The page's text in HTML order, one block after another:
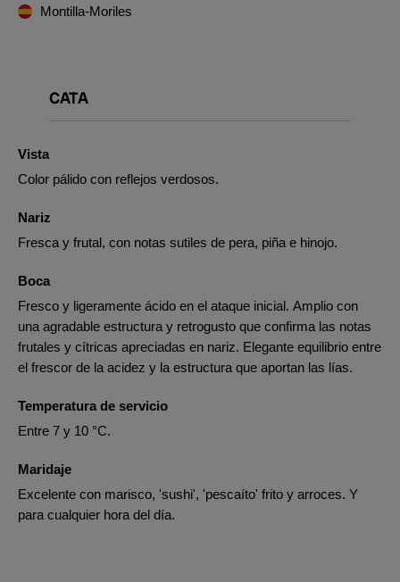
Montilla-Moriles
CATA
Vista
Color pálido con reflejos verdosos.
Nariz
Fresca y frutal, con notas sutiles de pera, piña e hinojo.
Boca
Fresco y ligeramente ácido en el ataque inicial. Amplio con
una agradable estructura y retrogusto que confirma las notas
frutales y cítricas apreciadas en nariz. Elegante equilibrio entre
el frescor de la acidez y la estructura que aportan las lías.
Temperatura de servicio
Entre 7 y 10 °C.
Maridaje
Excelente con marisco, 'sushi', 'pescaíto' frito y arroces. Y
para cualquier hora del día.